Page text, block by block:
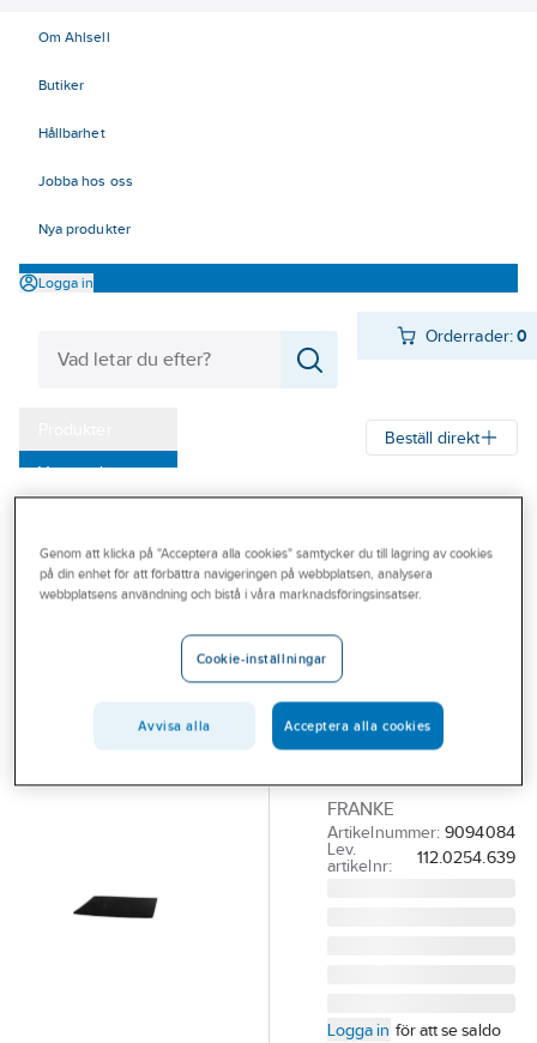
Om Ahlsell
Butiker
Hållbarhet
Jobba hos oss
Nya produkter
Logga in
Orderrader:0
Varumärken
Outlet
Branscher
Beställ direkt
FRANKE
880, Franke
POLYESTERFILTER
R5485 (1 PACK) TILL
FIF870 & FIK880
FRANKE
Artikelnummer: 9094084
Lev.
artikelnr:
112.0254.639
Logga in för att se saldo
Genom att klicka på "Acceptera alla cookies" samtycker du till lagring av cookies
på din enhet för att förbättra navigeringen på webbplatsen, analysera
webbplatsens användning och bistå i våra marknadsföringsinsatser.
Cookie-inställningar
Avvisa alla Acceptera alla cookies